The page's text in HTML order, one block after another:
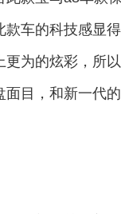
车的科技感显
为的炫彩，所
目，和新一代